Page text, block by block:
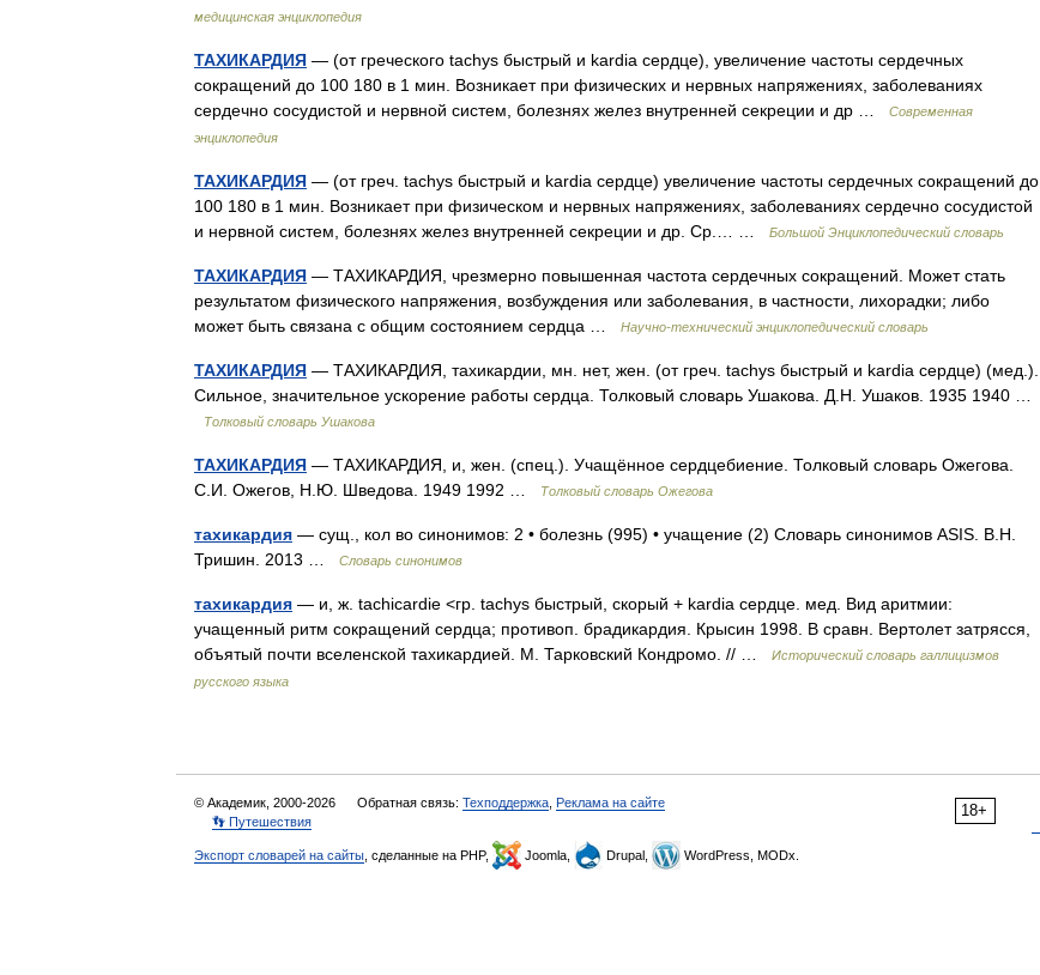
медицинская энциклопедия
ТАХИКАРДИЯ — (от греческого tachys быстрый и kardia сердце), увеличение частоты сердечных
сокращений до 100 180 в 1 мин. Возникает при физических и нервных напряжениях, заболеваниях
сердечно сосудистой и нервной систем, болезнях желез внутренней секреции и др …
Современная
энциклопедия
ТАХИКАРДИЯ — (от греч. tachys быстрый и kardia сердце) увеличение частоты сердечных сокращений до
100 180 в 1 мин. Возникает при физическом и нервных напряжениях, заболеваниях сердечно сосудистой
и нервной систем, болезнях желез внутренней секреции и др. Ср.… …
Большой Энциклопедический словарь
ТАХИКАРДИЯ — ТАХИКАРДИЯ, чрезмерно повышенная частота сердечных сокращений. Может стать
результатом физического напряжения, возбуждения или заболевания, в частности, лихорадки; либо
может быть связана с общим состоянием сердца …
Научно-технический энциклопедический словарь
ТАХИКАРДИЯ — ТАХИКАРДИЯ, тахикардии, мн. нет, жен. (от греч. tachys быстрый и kardia сердце) (мед.).
Сильное, значительное ускорение работы сердца. Толковый словарь Ушакова. Д.Н. Ушаков. 1935 1940 …
Толковый словарь Ушакова
ТАХИКАРДИЯ — ТАХИКАРДИЯ, и, жен. (спец.). Учащённое сердцебиение. Толковый словарь Ожегова.
С.И. Ожегов, Н.Ю. Шведова. 1949 1992 …
Толковый словарь Ожегова
тахикардия — сущ., кол во синонимов: 2 • болезнь (995) • учащение (2) Словарь синонимов ASIS. В.Н.
Тришин. 2013 …
Словарь синонимов
тахикардия — и, ж. tachicardie <гр. tachys быстрый, скорый + kardia сердце. мед. Вид аритмии:
учащенный ритм сокращений сердца; противоп. брадикардия. Крысин 1998. В сравн. Вертолет затрясся,
объятый почти вселенской тахикардией. М. Тарковский Кондромо. // …
Исторический словарь галлицизмов
русского языка
18+
© Академик, 2000-2026 Обратная связь: Техподдержка Реклама на сайте
👣 Путешествия
Экспорт словарей на сайты , сделанные на PHP, Joomla, Drupal, WordPress, MODx.